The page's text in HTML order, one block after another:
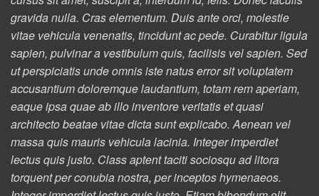
gravida nulla. Cras elementum. Duis ante orci, molestie
vitae vehicula venenatis, tincidunt ac pede. Curabitur ligula
sapien, pulvinar a vestibulum quis, facilisis vel sapien. Sed
ut perspiciatis unde omnis iste natus error sit voluptatem
accusantium doloremque laudantium, totam rem aperiam,
eaque ipsa quae ab illo inventore veritatis et quasi
architecto beatae vitae dicta sunt explicabo. Aenean vel
massa quis mauris vehicula lacinia. Integer imperdiet
lectus quis justo. Class aptent taciti sociosqu ad litora
torquent per conubia nostra, per inceptos hymenaeos.